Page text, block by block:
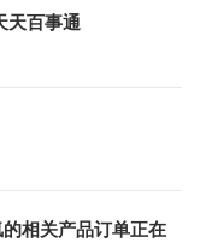
天百事通
相关产品订单正在